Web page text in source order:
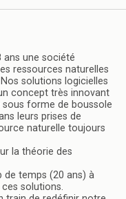
ans une société
ressources naturelles
solutions logicielles
concept très innovant
sous forme de boussole
leurs prises de
naturelle toujours
la théorie des
de temps (20 ans) à
solutions.